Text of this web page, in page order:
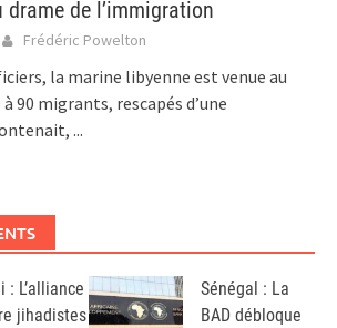
drame de l’immigration
Frédéric Powelton
la marine libyenne est venue au
90 migrants, rescapés d’une
...
: L’alliance
jihadistes
Sénégal : La
BAD débloque